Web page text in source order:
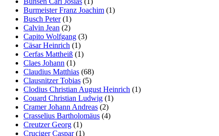
Burmeister Franz Joachim (1)
Busch Peter(1)
Calvin Jean (2)
Capito Wolfgang (3)
Cäsar Heinrich (1)
Cerfas Mattheiß (1)
Claes Johann (1)
Claudius Matthias (68)
Clausnitzer Tobias (5)
Clodius Christian August Heinrich (1)
Couard Christian Ludwig (1)
Cramer Johann Andreas (2)
Crasselius Bartholomäus (4)
Creutzer Georg (1)
Cruciger Caspar(1)